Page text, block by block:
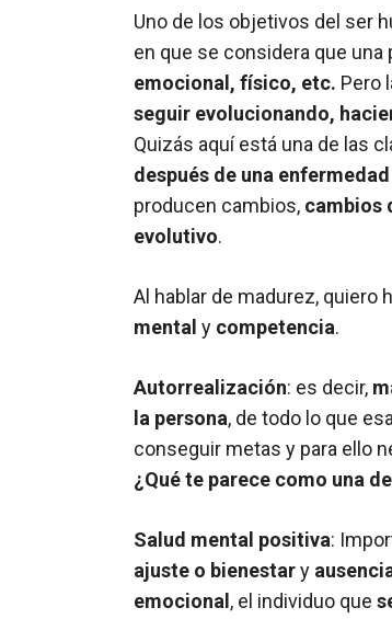
Uno de los objetivos del ser
en que se considera que una
emocional, físico, etc. Pero
seguir evolucionando,
Quizás aquí está una de las
después de una
producen cambios, cambios
evolutivo.
Al hablar de madurez, quiero
mental y competencia.
Autorrealización: es decir,
la persona, de todo lo que
conseguir metas y para ello
¿Qué te parece como una
Salud mental positiva:
ajuste o bienestary
emocional , el individuo que